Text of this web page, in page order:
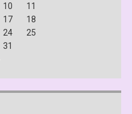
10
11
17
18
24
25
31